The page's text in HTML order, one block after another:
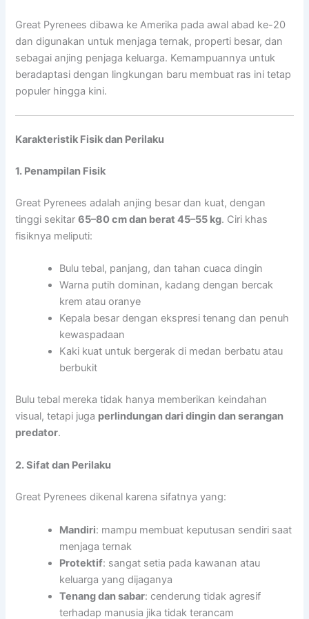
Great Pyrenees dibawa ke Amerika pada awal abad ke-20
dan digunakan untuk menjaga ternak, properti besar, dan
sebagai anjing penjaga keluarga. Kemampuannya untuk
beradaptasi dengan lingkungan baru membuat ras ini tetap
populer hingga kini.
Karakteristik Fisik dan Perilaku
1. Penampilan Fisik
Great Pyrenees adalah anjing besar dan kuat, dengan
tinggi sekitar65–80 cm dan berat 45–55 kg. Ciri khas
fisiknya meliputi:
Bulu tebal, panjang, dan tahan cuaca dingin
Warna putih dominan, kadang dengan bercak
krem atau oranye
Kepala besar dengan ekspresi tenang dan penuh
kewaspadaan
Kaki kuat untuk bergerak di medan berbatu atau
berbukit
Bulu tebal mereka tidak hanya memberikan keindahan
visual, tetapi juga perlindungan dari dingin dan serangan
predator.
2. Sifat dan Perilaku
Great Pyrenees dikenal karena sifatnya yang:
Mandiri: mampu membuat keputusan sendiri saat
menjaga ternak
Protektif: sangat setia pada kawanan atau
keluarga yang dijaganya
Tenang dan sabar: cenderung tidak agresif
terhadap manusia jika tidak terancam